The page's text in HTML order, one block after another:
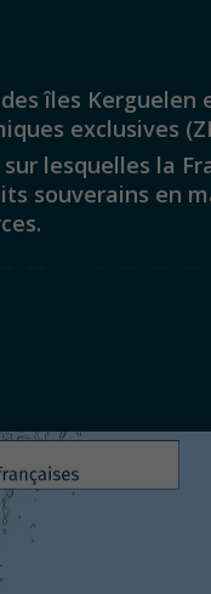
îles Kerguelen
exclusives
sur lesquelles la
souverains en